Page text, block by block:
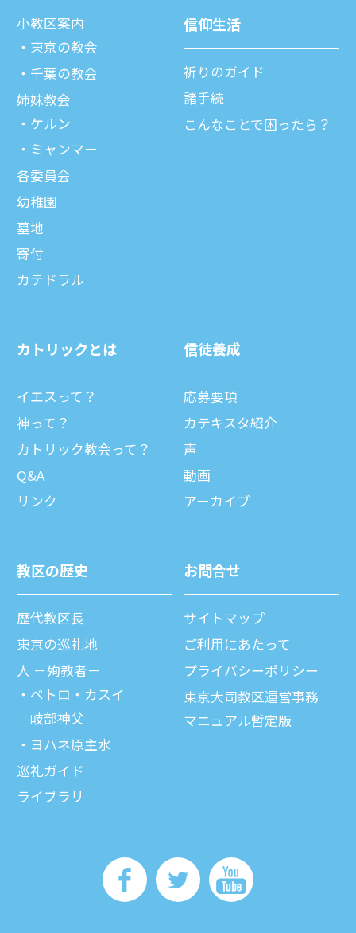
⼩教区案内
東京の教会
千葉の教会
姉妹教会
ケルン
ミャンマー
各委員会
幼稚園
墓地
寄付
カテドラル
信仰⽣活
祈りのガイド
諸⼿続
こんなことで困ったら？
カトリックとは
イエスって？
神って？
カトリック教会って？
Q&A
リンク
信徒養成
応募要項
カテキスタ紹介
声
動画
アーカイブ
教区の歴史
歴代教区⻑
東京の巡礼地
⼈ －殉教者－
ペトロ・カスイ
岐部神父
ヨハネ原主水
巡礼ガイド
ライブラリ
お問合せ
サイトマップ
ご利⽤にあたって
プライバシーポリシー
東京大司教区運営事務
マニュアル暫定版